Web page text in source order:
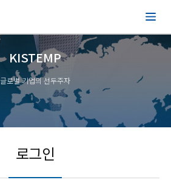
KISTEMP
글로벌 기업의 선두주자
로그인